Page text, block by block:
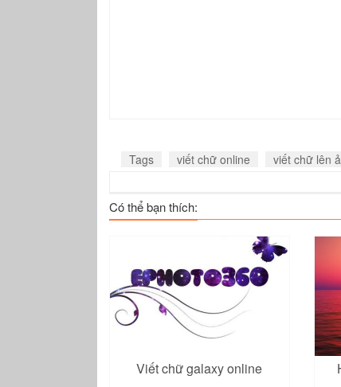
Tags viết chữ online viết chữ lên
Có thể bạn thích:
Viết chữ galaxy online